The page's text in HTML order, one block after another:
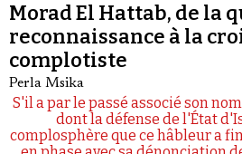
Morad El Hattab, de la
reconnaissance à la
complotiste
Perla Msika
S'il a par le passé associé son
dont la défense de l'État
complosphère que ce hâbleur a